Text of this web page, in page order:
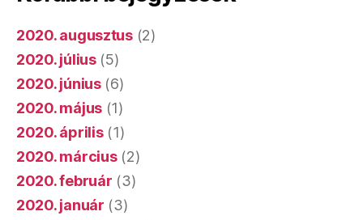
2020. augusztus(2)
2020. július(5)
2020. június(6)
2020. május (1)
2020. április(1)
2020. március(2)
2020. február (3)
2020. január (3)